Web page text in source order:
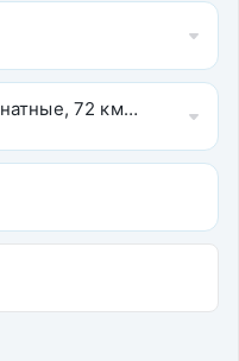
72 км, 1 этаж.